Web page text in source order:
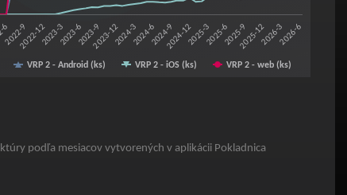
VRP 2 - Android (ks) VRP 2 - iOS (ks) VRP 2 - web (ks)
6
2022-92022-122023-32023-62023-92023-122024-32024-62024-92024-122025-32025-62025-92025-122026-32026-6
podľa mesiacov vytvorených v aplikácii Pokladnica